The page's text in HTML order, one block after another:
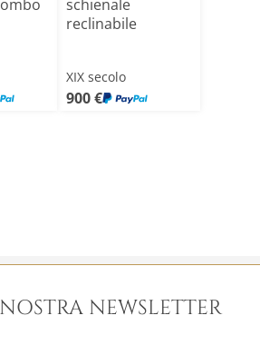
schienale
reclinabile
XIX secolo
900 €
NEWSLETTER